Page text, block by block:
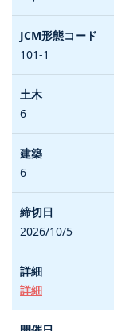
101-1
6
6
2026/10/5
詳細